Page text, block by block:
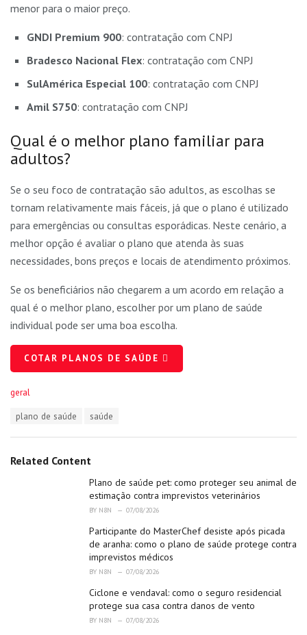
menor para o maior preço.
GNDI Premium 900: contratação com CNPJ
Bradesco Nacional Flex: contratação com CNPJ
SulAmérica Especial 100: contratação com CNPJ
Amil S750: contratação com CNPJ
Qual é o melhor plano familiar para
adultos?
Se o seu foco de contratação são adultos, as escolhas se
tornam relativamente mais fáceis, já que o plano é utilizado
para emergências ou consultas esporádicas. Neste cenário, a
melhor opção é avaliar o plano que atenda às suas
necessidades, bons preços e locais de atendimento próximos.
Se os beneficiários não chegarem a um acordo em relação a
qual é o melhor plano, escolher por um plano de saúde
individual pode ser uma boa escolha.
COTAR PLANOS DE SAÚDE
C
r
geral
:
plano de saúde saúde
Related Content
Plano de saúde pet: como proteger seu animal de
estimação contra imprevistos veterinários
BY N8N 07/08/2026
Participante do MasterChef desiste após picada
de aranha: como o plano de saúde protege contra
imprevistos médicos
BY N8N 07/08/2026
Ciclone e vendaval: como o seguro residencial
protege sua casa contra danos de vento
BY N8N 07/08/2026